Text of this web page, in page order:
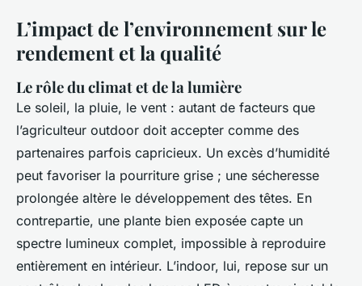
L’impact de l’environnement sur le
rendement et la qualité
Le rôle du climat et de la lumière
Le soleil, la pluie, le vent : autant de facteurs que
l’agriculteur outdoor doit accepter comme des
partenaires parfois capricieux. Un excès d’humidité
peut favoriser la pourriture grise ; une sécheresse
prolongée altère le développement des têtes. En
contrepartie, une plante bien exposée capte un
spectre lumineux complet, impossible à reproduire
entièrement en intérieur. L’indoor, lui, repose sur un